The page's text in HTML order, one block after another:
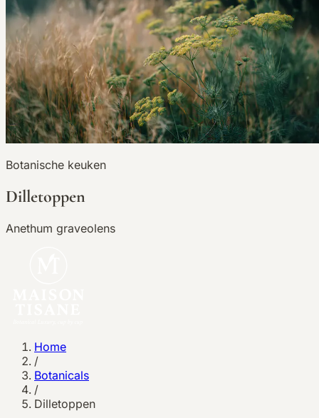
Botanische keuken
Dilletoppen
Anethum graveolens
Home
/
Botanicals
/
Dilletoppen